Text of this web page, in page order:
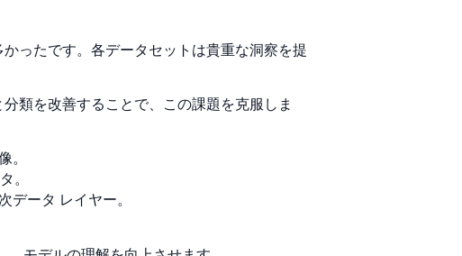
ったです。各データセットは貴重な洞察を提
類を改善することで、この課題を克服しま
。
。
データ レイヤー。